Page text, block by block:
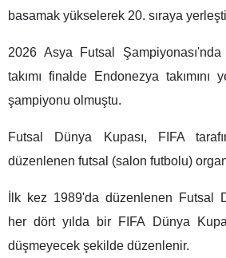
basamak yükselerek 20. sıraya
2026 Asya Futsal
takımı finalde Endonezya
şampiyonu olmuştu.
Futsal Dünya Kupası, FIFA
düzenlenen futsal (salon futbolu)
İlk kez 1989'da düzenlenen Futsal
her dört yılda bir FIFA Dünya
düşmeyecek şekilde düzenlenir.